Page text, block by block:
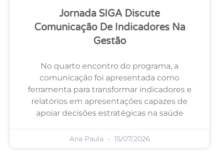
Jornada SIGA Discute
Comunicação De Indicadores Na
Gestão
No quarto encontro do programa, a
comunicação foi apresentada como
ferramenta para transformar indicadores e
relatórios em apresentações capazes de
apoiar decisões estratégicas na saúde
Ana Paula 15/07/2026